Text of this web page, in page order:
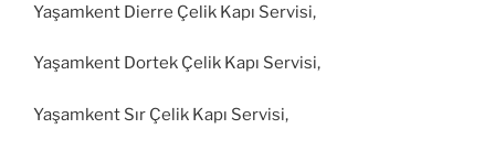
Yaşamkent Dierre Çelik Kapı Servisi,
Yaşamkent Dortek Çelik Kapı Servisi,
Yaşamkent Sır Çelik Kapı Servisi,